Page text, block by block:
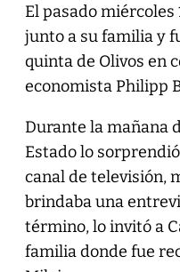
El pasado miércoles
junto a su familia y
quinta de Olivos en
economista Philipp
Durante la mañana
Estado lo
canal de televisión,
brindaba una
término, lo invitó a
familia donde fue